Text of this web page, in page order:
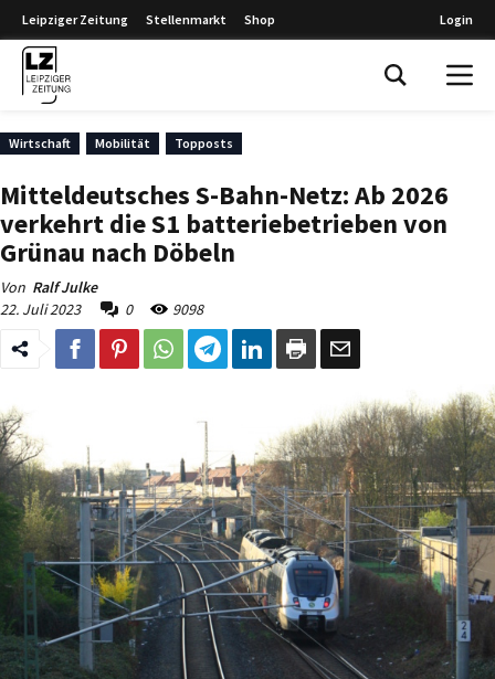
Leipziger Zeitung Stellenmarkt Shop Login
Wirtschaft Mobilität Topposts
Mitteldeutsches S-Bahn-Netz: Ab 2026
verkehrt die S1 batteriebetrieben von
Grünau nach Döbeln
Von Ralf Julke
22. Juli 2023
0 9098